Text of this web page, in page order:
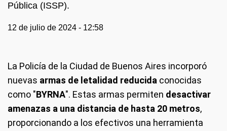
Pública (ISSP).
12 de julio de 2024 - 12:58
La Policía de la Ciudad de Buenos Aires incorporó
nuevas armas de letalidad reducida conocidas
como "BYRNA". Estas armas permiten desactivar
amenazas a una distancia de hasta 20 metros,
proporcionando a los efectivos una herramienta